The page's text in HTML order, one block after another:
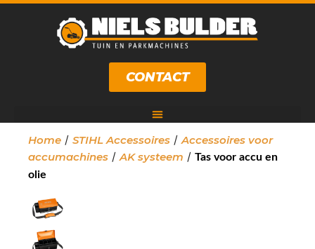
CONTACT
Home / STIHL Accessoires / Accessoires voor
accumachines / AK systeem / Tas voor accu en
olie